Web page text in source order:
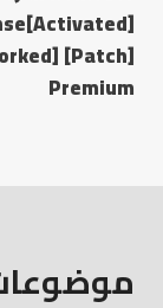
[Patch]
Premium